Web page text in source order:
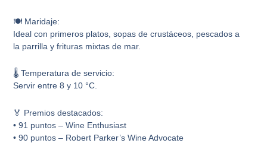
🍽️ Maridaje:
Ideal con primeros platos, sopas de crustáceos, pescados a
la parrilla y frituras mixtas de mar.
🌡️ Temperatura de servicio:
Servir entre 8 y 10 °C.
🏅 Premios destacados:
• 91 puntos – Wine Enthusiast
• 90 puntos – Robert Parker’s Wine Advocate